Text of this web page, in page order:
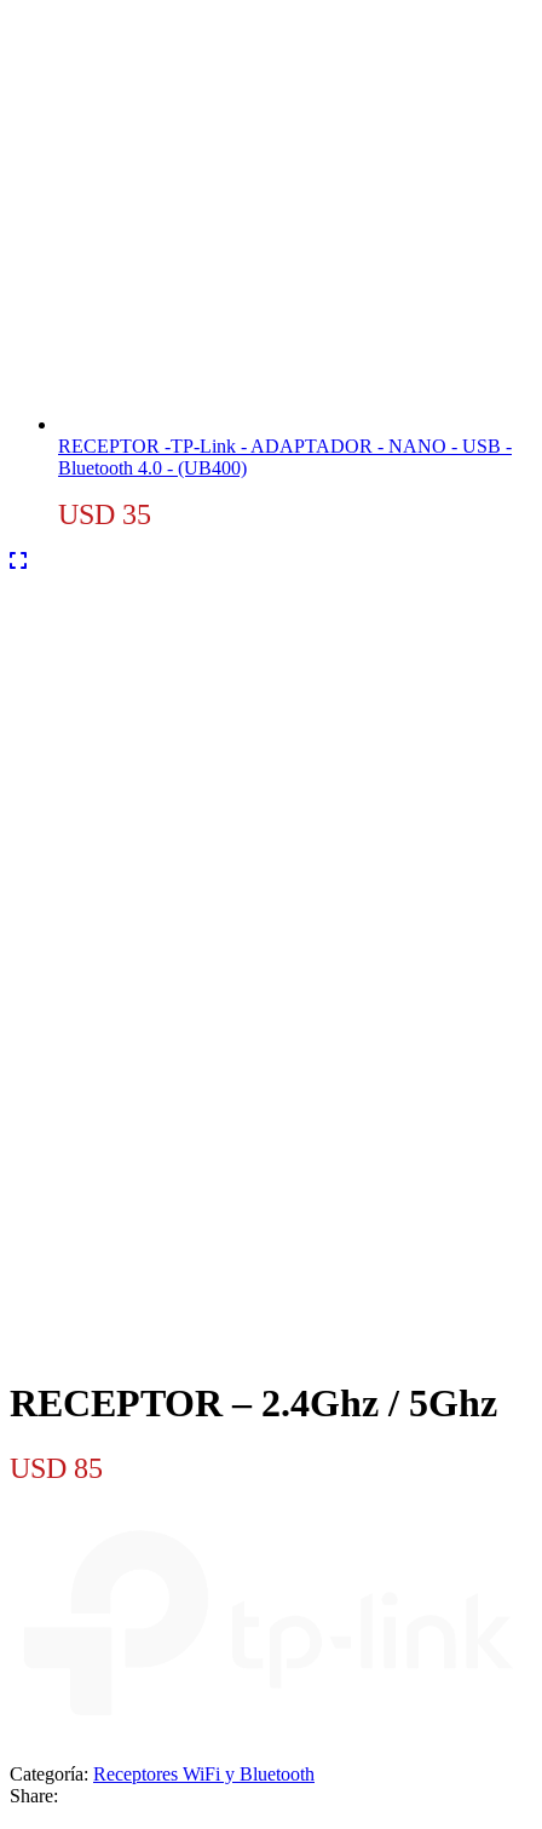
RECEPTOR -TP-Link - ADAPTADOR - NANO - USB -
Bluetooth 4.0 - (UB400)
USD 35
RECEPTOR – 2.4Ghz / 5Ghz
USD 85
Categoría: Receptores WiFi y Bluetooth
Share: